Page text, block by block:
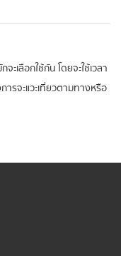
เลือกใช้กัน โดยจะใช้เวลา
รจะแวะเที่ยวตามทางหรือ